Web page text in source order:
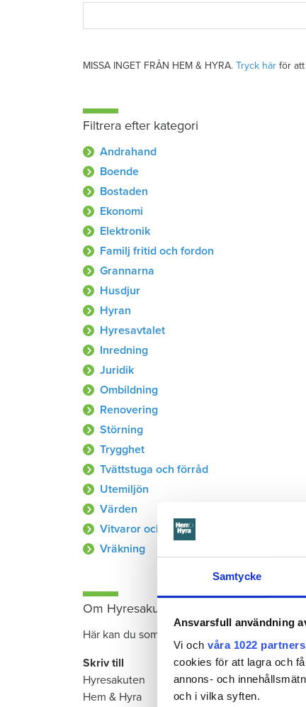
Samtycke
Ansvarsfull användning
Vi och våra 1022 partners
cookies för att lagra och
annons- och
och i vilka syften.
MISSA INGET FRÅN HEM & HYRA. Tryck här för
Filtrera efter kategori
Andrahand
Boende
Bostaden
Ekonomi
Elektronik
Familj fritid och fordon
Grannarna
Husdjur
Hyran
Hyresavtalet
Inredning
Juridik
Ombildning
Renovering
Störning
Trygghet
Tvättstuga och förråd
Utemiljön
Värden
Vitvaror och Hushållsmaskiner
Vräkning
Om Hyresakuten
Här kan du som medlem i
Skriv till
Hyresakuten
Hem & Hyra